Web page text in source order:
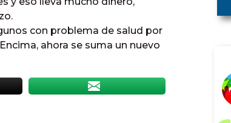
con problema de salud por
ahora se suma un nuevo